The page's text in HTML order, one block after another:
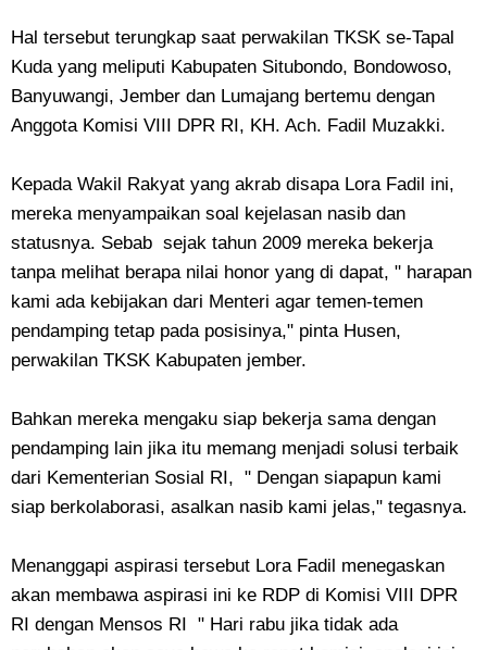
Hal tersebut terungkap saat perwakilan TKSK se-Tapal
Kuda yang meliputi Kabupaten Situbondo, Bondowoso,
Banyuwangi, Jember dan Lumajang bertemu dengan
Anggota Komisi VIII DPR RI, KH. Ach. Fadil Muzakki.
Kepada Wakil Rakyat yang akrab disapa Lora Fadil ini,
mereka menyampaikan soal kejelasan nasib dan
statusnya. Sebab sejak tahun 2009 mereka bekerja
tanpa melihat berapa nilai honor yang di dapat, " harapan
kami ada kebijakan dari Menteri agar temen-temen
pendamping tetap pada posisinya," pinta Husen,
perwakilan TKSK Kabupaten jember.
Bahkan mereka mengaku siap bekerja sama dengan
pendamping lain jika itu memang menjadi solusi terbaik
dari Kementerian Sosial RI, " Dengan siapapun kami
siap berkolaborasi, asalkan nasib kami jelas," tegasnya.
Menanggapi aspirasi tersebut Lora Fadil menegaskan
akan membawa aspirasi ini ke RDP di Komisi VIII DPR
RI dengan Mensos RI " Hari rabu jika tidak ada